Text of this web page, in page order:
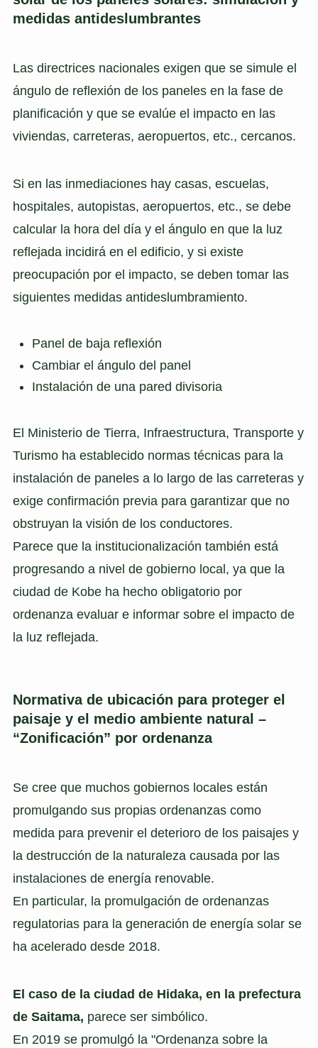
medidas antideslumbrantes
Las directrices nacionales exigen que se simule el
ángulo de reflexión de los paneles en la fase de
planificación y que se evalúe el impacto en las
viviendas, carreteras, aeropuertos, etc., cercanos.
Si en las inmediaciones hay casas, escuelas,
hospitales, autopistas, aeropuertos, etc., se debe
calcular la hora del día y el ángulo en que la luz
reflejada incidirá en el edificio, y si existe
preocupación por el impacto, se deben tomar las
siguientes medidas antideslumbramiento.
Panel de baja reflexión
Cambiar el ángulo del panel
Instalación de una pared divisoria
El Ministerio de Tierra, Infraestructura, Transporte y
Turismo ha establecido normas técnicas para la
instalación de paneles a lo largo de las carreteras y
exige confirmación previa para garantizar que no
obstruyan la visión de los conductores.
Parece que la institucionalización también está
progresando a nivel de gobierno local, ya que la
ciudad de Kobe ha hecho obligatorio por
ordenanza evaluar e informar sobre el impacto de
la luz reflejada.
Normativa de ubicación para proteger el
paisaje y el medio ambiente natural –
“Zonificación” por ordenanza
Se cree que muchos gobiernos locales están
promulgando sus propias ordenanzas como
medida para prevenir el deterioro de los paisajes y
la destrucción de la naturaleza causada por las
instalaciones de energía renovable.
En particular, la promulgación de ordenanzas
regulatorias para la generación de energía solar se
ha acelerado desde 2018.
El caso de la ciudad de Hidaka, en la prefectura
de Saitama, parece ser simbólico.
En 2019 se promulgó la "Ordenanza sobre la